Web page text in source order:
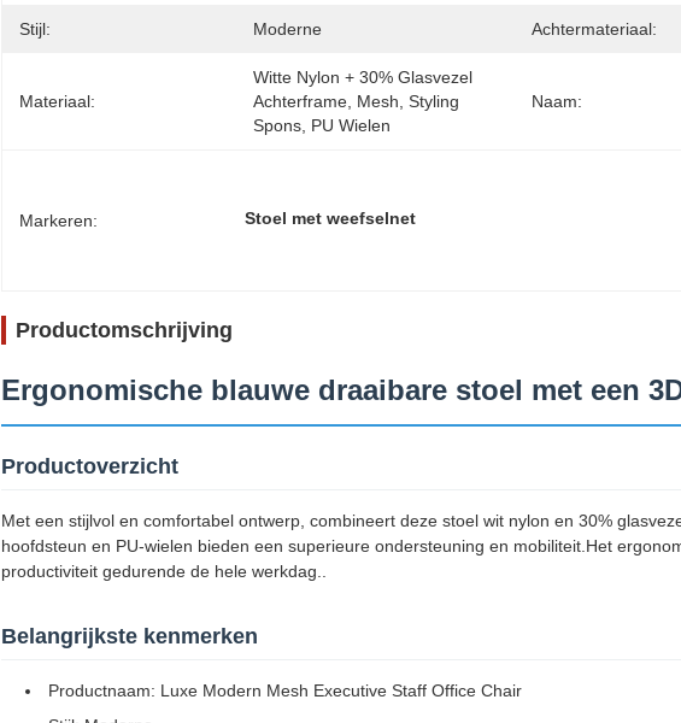
Stijl: Moderne Achtermateriaal:
Materiaal:
Witte Nylon + 30% Glasvezel
Achterframe, Mesh, Styling
Spons, PU Wielen
Naam:
Markeren: Stoel met weefselnet
Productomschrijving
Ergonomische blauwe draaibare stoel met een
Productoverzicht
Met een stijlvol en comfortabel ontwerp, combineert deze stoel wit nylon en 30%
hoofdsteun en PU-wielen bieden een superieure ondersteuning en mobiliteit.Het
productiviteit gedurende de hele werkdag..
Belangrijkste kenmerken
Productnaam: Luxe Modern Mesh Executive Staff Office Chair